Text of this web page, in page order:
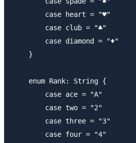
        case heart = "♥"
        case club = "♣"
        case diamond = "♦︎"
    }
    enum Rank: String {
        case ace = "A"
        case two = "2"
        case three = "3"
        case four = "4"